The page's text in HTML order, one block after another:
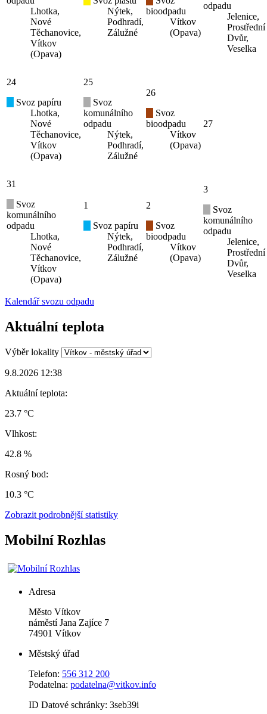
Lhotka,
Nové
Těchanovice,
Vítkov
(Opava)
Nýtek,
Podhradí,
Zálužné
bioodpadu
Vítkov
(Opava)
odpadu
Jelenice,
Prostřední
Dvůr,
Veselka
24
Svoz papíru
Lhotka,
Nové
Těchanovice,
Vítkov
(Opava)
25
Svoz
komunálního
odpadu
Nýtek,
Podhradí,
Zálužné
26
Svoz
bioodpadu
Vítkov
(Opava)
27
31
Svoz
komunálního
odpadu
Lhotka,
Nové
Těchanovice,
Vítkov
(Opava)
1
Svoz papíru
Nýtek,
Podhradí,
Zálužné
2
Svoz
bioodpadu
Vítkov
(Opava)
3
Svoz
komunálního
odpadu
Jelenice,
Prostřední
Dvůr,
Veselka
Kalendář svozu odpadu
Aktuální teplota
Výběr lokality
9.8.2026 12:38
Aktuální teplota:
23.7 °C
Vlhkost:
42.8 %
Rosný bod:
10.3 °C
Zobrazit podrobnější statistiky
Mobilní Rozhlas
Adresa
Město Vítkov
náměstí Jana Zajíce 7
74901 Vítkov
Městský úřad
Telefon: 556 312 200
Podatelna: podatelna@vitkov.info
ID Datové schránky: 3seb39i